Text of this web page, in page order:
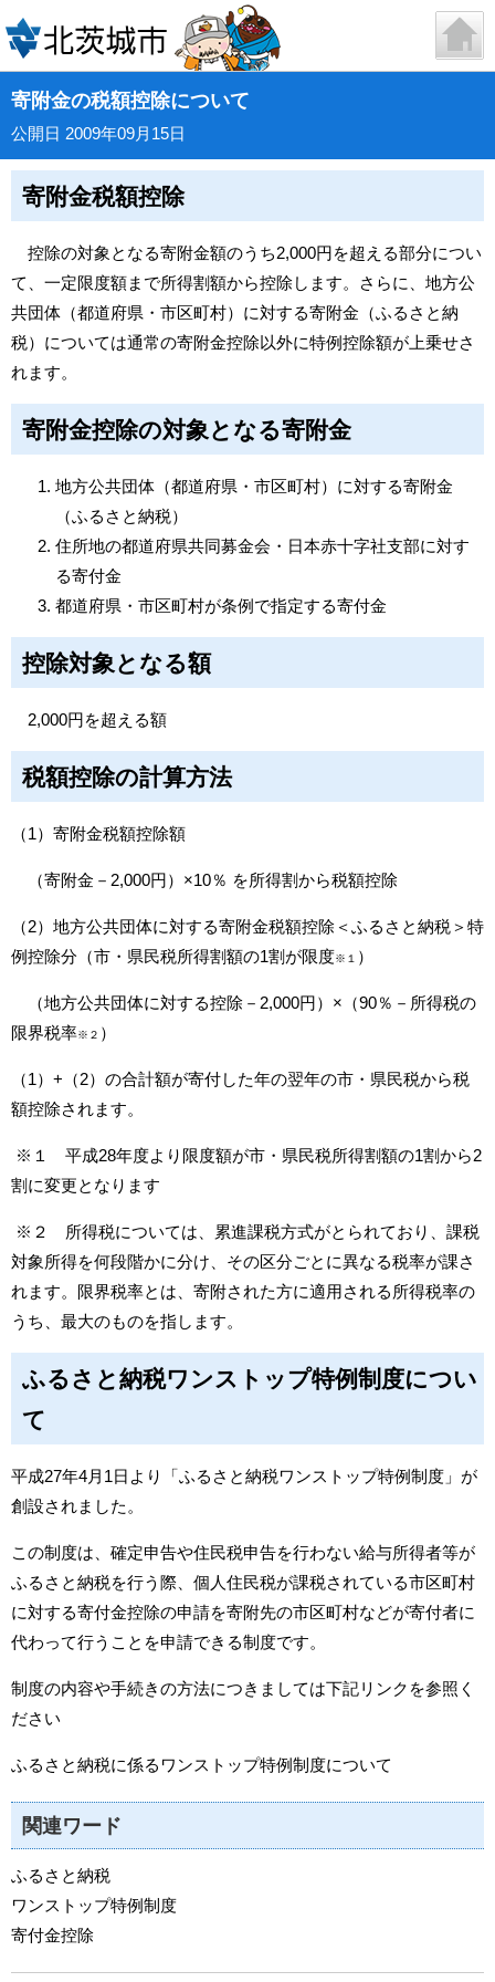
寄附金の税額控除について
公開日 2009年09月15日
寄附金税額控除
控除の対象となる寄附金額のうち2,000円を超える部分につい
て、一定限度額まで所得割額から控除します。さらに、地方公
共団体（都道府県・市区町村）に対する寄附金（ふるさと納
税）については通常の寄附金控除以外に特例控除額が上乗せさ
れます。
寄附金控除の対象となる寄附金
地方公共団体（都道府県・市区町村）に対する寄附金
（ふるさと納税）
住所地の都道府県共同募金会・日本赤十字社支部に対す
る寄付金
都道府県・市区町村が条例で指定する寄付金
控除対象となる額
2,000円を超える額
税額控除の計算方法
（1）寄附金税額控除額
（寄附金－2,000円）×10％ を所得割から税額控除
（2）地方公共団体に対する寄附金税額控除＜ふるさと納税＞特
例控除分（市・県民税所得割額の1割が限度※１ ）
（地方公共団体に対する控除－2,000円）×（90％－所得税の
限界税率※２ ）
（1）+（2）の合計額が寄付した年の翌年の市・県民税から税
額控除されます。
※１ 平成28年度より限度額が市・県民税所得割額の1割から2
割に変更となります
※２ 所得税については、累進課税方式がとられており、課税
対象所得を何段階かに分け、その区分ごとに異なる税率が課さ
れます。限界税率とは、寄附された方に適用される所得税率の
うち、最大のものを指します。
ふるさと納税ワンストップ特例制度につい
て
平成27年4月1日より「ふるさと納税ワンストップ特例制度」が
創設されました。
この制度は、確定申告や住民税申告を行わない給与所得者等が
ふるさと納税を行う際、個人住民税が課税されている市区町村
に対する寄付金控除の申請を寄附先の市区町村などが寄付者に
代わって行うことを申請できる制度です。
制度の内容や手続きの方法につきましては下記リンクを参照く
ださい
ふるさと納税に係るワンストップ特例制度について
関連ワード
ふるさと納税
ワンストップ特例制度
寄付金控除